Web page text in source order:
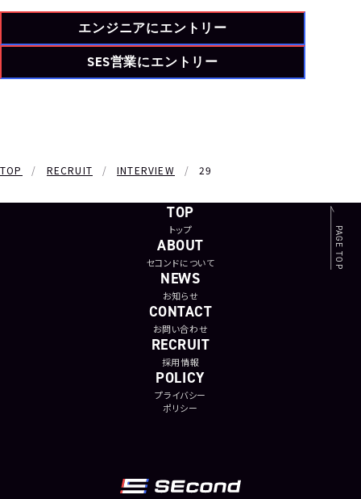
エンジニアにエントリー
SES営業にエントリー
TOP RECRUIT INTERVIEW 29
TOP
トップ
ABOUT
セコンドについて
NEWS
お知らせ
CONTACT
お問い合わせ
RECRUIT
採用情報
POLICY
プライバシー
ポリシー
PAGE TOP